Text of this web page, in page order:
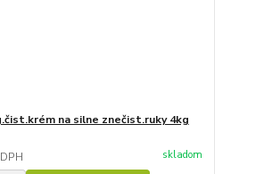
na silne znečist.ruky 4kg
skladom